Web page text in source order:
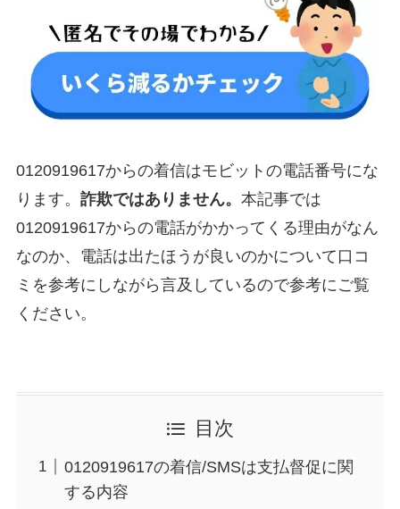
0120919617からの着信はモビットの電話番号にな
ります。 詐欺ではありません。 本記事では
0120919617からの電話がかかってくる理由がなん
なのか、電話は出たほうが良いのかについて口コ
ミを参考にしながら言及しているので参考にご覧
ください。
目次
0120919617の着信/SMSは支払督促に関
する内容